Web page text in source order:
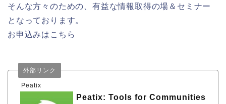
そんな方々のための、有益な情報取得の場＆セミナー
となっております。
お申込みはこちら
Peatix
外部リンク
Peatix: Tools for Communities